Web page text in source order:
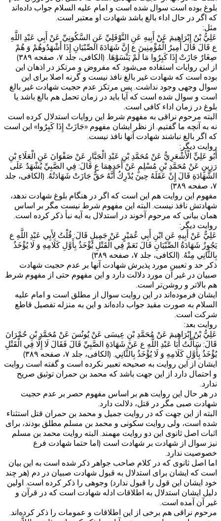
بلوغ بوده است سوال شده است و امام علیه السلام جواب داده‌اند
که اگر در حال اداء بالغ باشد شهادت او معتبر است.
مثل:
عَلِيُّ بْنُ إِبْرَاهِيمَ عَنْ أَبِيهِ عَنِ النَّوْفَلِيِّ عَنِ السَّكُونِيِّ عَنْ أَبِي عَبْدِ اللَّهِ
ع قَالَ قَالَ أَمِيرُ الْمُؤْمِنِينَ ع إِنَّ شَهَادَةَ الصِّبْيَانِ إِذَا أَشْهَدُوهُمْ وَ هُمْ
صِغَارٌ جَازَتْ إِذَا كَبِرُوا مَا لَمْ يَنْسَوْهَا. (الکافی، جلد ۷، صفحه ۳۸۹)
از این روایات استفاده می‌شود که مفروض و مرتکز در اذهان این
بوده است که شهادت غیر بالغ نافذ نیست و گرنه اصلا برای این
سوال وجهی وجود نداشت. پس مرتکز عدم حجیت شهادت غیر بالغ
است و سوال شده است که آیا باید در زمان تحمل هم بالغ باشد یا
بلوغ در زمان اداء کافی است.
البته مرحوم نراقی به مفهوم شرط این روایات استدلال کرده است
نه به آنچه ما گفتیم. از نظر ایشان مفهوم «جَازَتْ إِذَا كَبِرُوا» این است
که اگر بالغ نباشند شهادت آنها نافذ نیست.
روایت دیگر:
أَبُو عَلِيٍّ الْأَشْعَرِيُّ عَنْ مُحَمَّدِ بْنِ عَبْدِ الْجَبَّارِ عَنْ صَفْوَانَ عَنِ الْعَلَاءِ بْنِ
رَزِينٍ عَنْ مُحَمَّدِ بْنِ مُسْلِمٍ عَنْ أَحَدِهِمَا ع قَالَ: فِي الصَّبِيِّ يُشْهَدُ عَلَى
الشَّهَادَةِ قَالَ إِنْ عَقَلَهُ حِينَ يُدْرِكُ أَنَّهُ حَقٌّ جَازَتْ شَهَادَتُهُ. (الکافی، جلد
۷، صفحه ۳۸۹)
مفهوم این روایت هم این است که اگر در هنگام بلوغ شهادت ندهد،
شهادتش نافذ نیست. البته این مفهوم شرط نیست مگر بر اساس
همان بیانی که مرحوم آخوند در استدلال به آیه نبأ ذکر کرده است.
روایت دیگر:
عَلِيٌّ عَنْ أَبِيهِ عَنِ ابْنِ أَبِي عُمَيْرٍ عَنْ جَمِيلٍ قَالَ: قُلْتُ لِأَبِي عَبْدِ اللَّهِ ع
يَجُوزُ شَهَادَةُ الصِّبْيَانِ قَالَ نَعَمْ فِي الْقَتْلِ يُؤْخَذُ بِأَوَّلِ كَلَامِهِ وَ لَا يُؤْخَذُ
بِالثَّانِي مِنْهُ. (الکافی، جلد ۷، صفحه ۳۸۹)
ذکر حد و تعیین مورد پذیرش شهادت آنها بر عدم حجیت شهادت
صبیان در غیر آن مورد دلالت دارد و این مفهوم حتی از مفهوم شرط
هم بالاتر و روشن‌تر است.
ایشان فرموده‌اند در این روایت سوال از مطلق است و امام علیه
السلام به صورت مقید جواب داده‌اند و این به منزله تفصیل قاطع
شرکت است.
روایت بعد:
عَلِيُّ بْنُ إِبْرَاهِيمَ عَنْ مُحَمَّدِ بْنِ عِيسَى عَنْ يُونُسَ عَنْ مُحَمَّدِ بْنِ حُمْرَانَ
قَالَ: سَأَلْتُ أَبَا عَبْدِ اللَّهِ ع عَنْ شَهَادَةِ الصَّبِيِّ قَالَ فَقَالَ لَا إِلَّا فِي الْقَتْلِ
يُؤْخَذُ بِأَوَّلِ كَلَامِهِ وَ لَا يُؤْخَذُ بِالثَّانِي. (الکافی، جلد ۷، صفحه ۳۸۹)
ایشان از این روایت به صحیحه تعبیر نکرده است و گفته است روایت
و احتمال دارد از این جهت باشد که محمد بن حمران توثیق صریح
ندارد.
در هر حال این روایت هم بر اساس مفهوم حصر بر عدم حجیت
شهادت صبی مگر در قتل، دلالت دارد.
البته از این جهت که در روایت جمیل و محمد بن حمران قتل استثناء
شده است،‌ ولی روایت سکونی و محمد بن مسلم مطلق بودند، برای
اثبات اصل ثانوی این دو روایت مهمند. البته روایت محمد بن مسلم
نیز سوال از شهادت بر شهادت است (اما حتما شهادت فرع
خصوصیت ندارد.
اما اصل ثانوی که در کلام صاحب جواهر ذکر شده است به این بیان
است که ایشان برای استدلال به قبول شهادت صبیان در دم (هر چند
خود ایشان این قول را قبول ندارد) وجوهی را ذکر کرده است. اولین
دلیل ایشان استدلال به اطلاقات ادله شهادت است که در قرآن و
غیر آن آمده است.
مرحوم نراقی هم برخی از این اطلاقات و عمومات را ذکر کرده‌اند.